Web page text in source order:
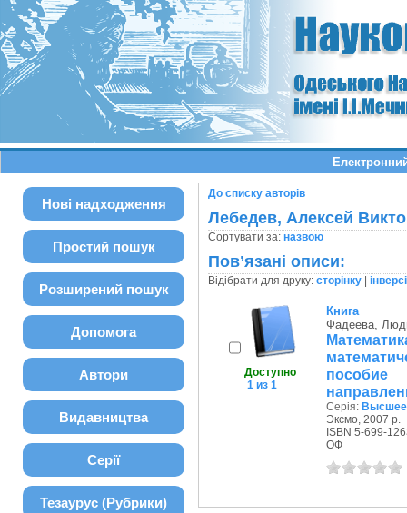
Нові надходження
Простий пошук
Розширений пошук
Допомога
Автори
Видавництва
Серії
Тезаурус (Рубрики)
До списку авторів
Лебедев, Алексей
Сортувати за: назвою
Пов’язані описи:
Відібрати для друку: сторінку|
Доступно
1 из 1
Книга
Фадеева,
Серія: Высшее
Эксмо, 2007 р.
ISBN 5-699-
ОФ